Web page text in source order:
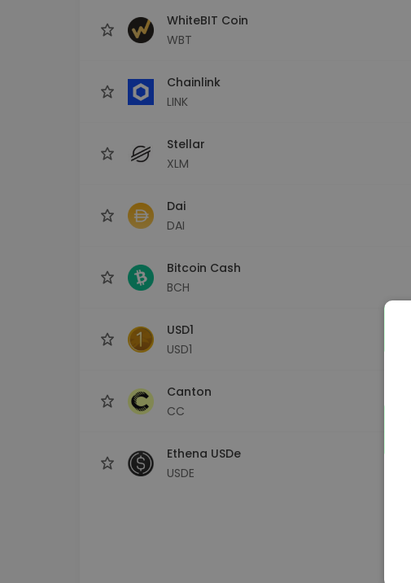
WhiteBIT Coin
WBT
Chainlink
LINK
Stellar
XLM
Dai
DAI
Bitcoin Cash
BCH
USD1
USD1
Canton
CC
Ethena USDe
USDE